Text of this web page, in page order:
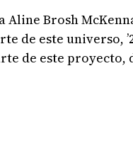
Aline Brosh
de este universo,
de este proyecto,